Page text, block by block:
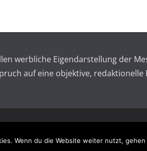
werbliche Eigendarstellung der
auf eine objektive,
Wenn du die Website weiter nutzt,